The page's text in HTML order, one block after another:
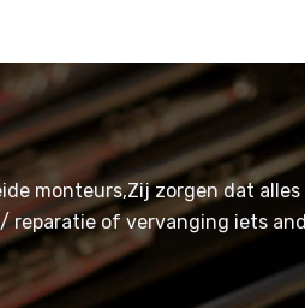
monteurs,Zij zorgen dat
reparatie of vervanging iets